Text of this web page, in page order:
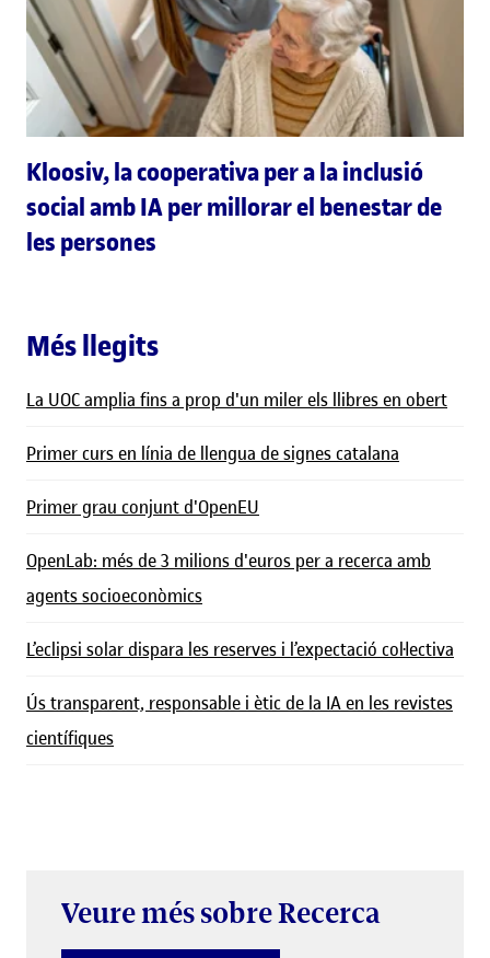
Kloosiv, la cooperativa per a la inclusió
social amb IA per millorar el benestar de
les persones
Més llegits
La UOC amplia fins a prop d'un miler els llibres en obert
Primer curs en línia de llengua de signes catalana
Primer grau conjunt d'OpenEU
OpenLab: més de 3 milions d'euros per a recerca amb
agents socioeconòmics
L’eclipsi solar dispara les reserves i l’expectació col·lectiva
Ús transparent, responsable i ètic de la IA en les revistes
científiques
Veure més sobre Recerca